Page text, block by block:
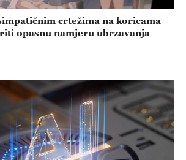
crtežima na koricama
opasnu namjeru ubrzavanja